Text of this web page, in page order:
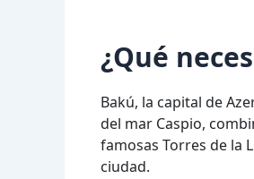
¿Qué
Bakú, la capital de
del mar Caspio,
famosas Torres de la
ciudad.